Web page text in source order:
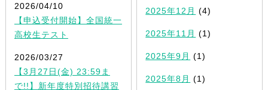
2026/04/10
【申込受付開始】全国統一
高校生テスト
2026/03/27
【3月27日(金) 23:59ま
で!!】新年度特別招待講習
2025年12月 (4)
2025年11月 (1)
2025年9月 (1)
2025年8月 (1)